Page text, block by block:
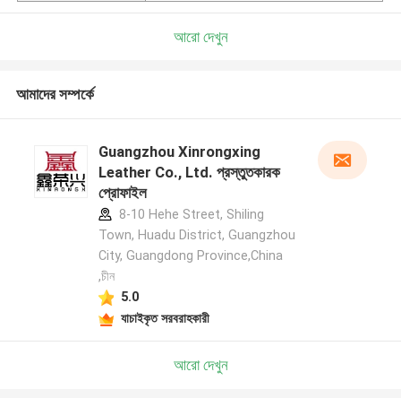
আরো দেখুন
আমাদের সম্পর্কে
Guangzhou Xinrongxing
Leather Co., Ltd. প্রস্তুতকারক
প্রোফাইল
8-10 Hehe Street, Shiling
Town, Huadu District, Guangzhou
City, Guangdong Province,China
,চীন
5.0
যাচাইকৃত সরবরাহকারী
আরো দেখুন